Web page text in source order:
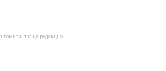
про це редакцію